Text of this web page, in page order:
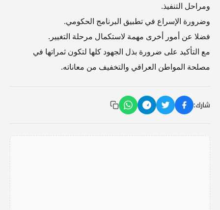
ومراحل التنفيذ.
وضرورة الإسراع في تطبيق البرنامج الحكومي.
فضلا عن أمور أخرى مهمة لاستكمال مرحلة التغيير.
مع التأكيد على ضرورة بذل الجهود كلها لتكون ثمراتها في
مصلحة المواطن العراقي والتخفيف من معاناته.
شارك: